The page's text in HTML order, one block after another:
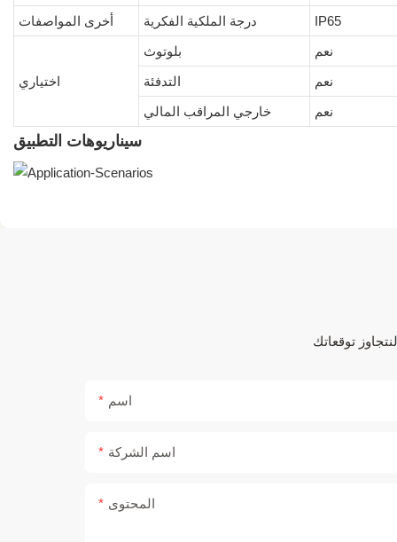
أخرى المواصفات
درجة الملكية الفكرية IP65
اختياري
بلوتوث
نعم
التدفئة
نعم
خارجي المراقب المالي
نعم
سيناريوهات التطبيق
اسم
اسم الشركة
المحتوى